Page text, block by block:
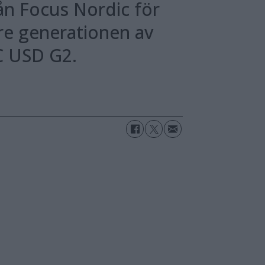
Focus Nordic för
generationen av
G2.